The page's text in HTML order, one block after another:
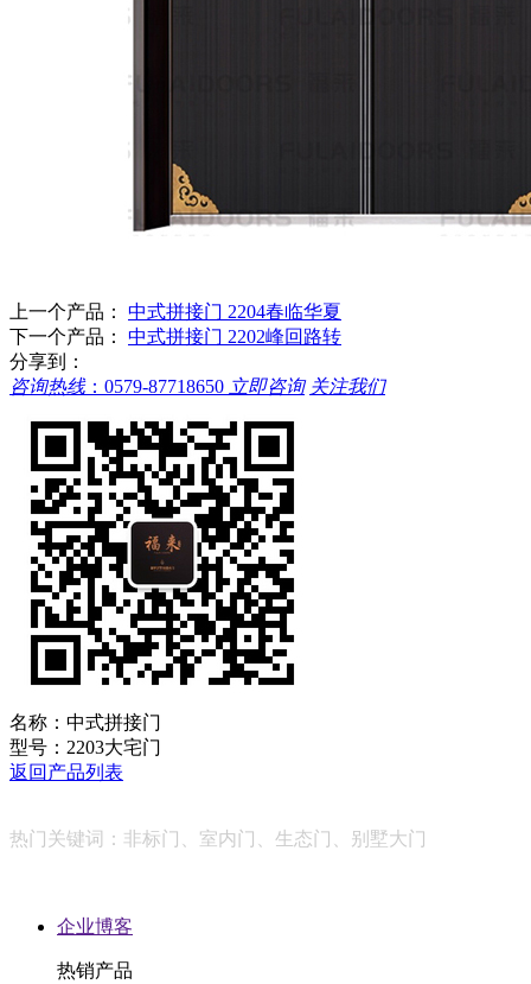
上一个产品： 中式拼接门 2204春临华夏
下一个产品： 中式拼接门 2202峰回路转
分享到：
咨询热线： 0579-87718650 立即咨询 关注我们
名称： 中式拼接门
型号： 2203大宅门
返回产品列表
热门关键词：非标门、室内门、生态门、别墅大门
企业博客
热销产品